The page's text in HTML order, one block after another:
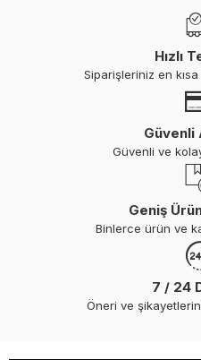
Hızlı
Siparişleriniz en
Güvenli
Güvenli ve
Geniş
Binlerce ürün ve
7 / 24
Öneri ve